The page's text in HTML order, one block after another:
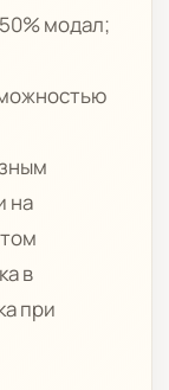
модал;
на
в
при